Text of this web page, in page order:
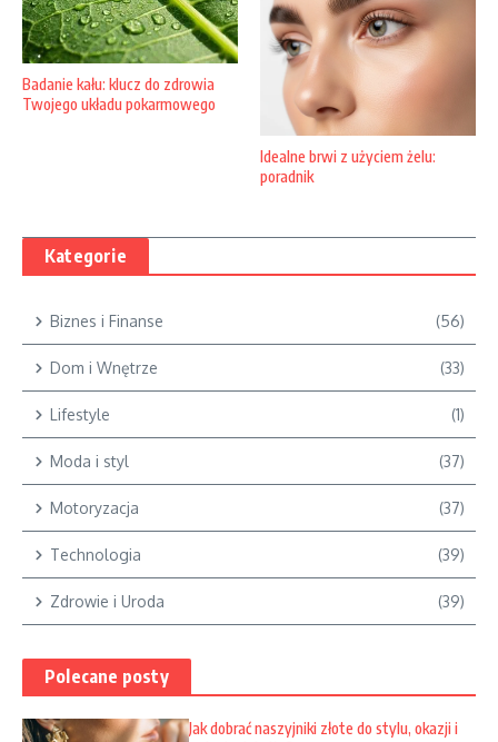
Badanie kału: klucz do zdrowia
Twojego układu pokarmowego
Idealne brwi z użyciem żelu:
poradnik
Kategorie
Biznes i Finanse (56)
Dom i Wnętrze (33)
Lifestyle (1)
Moda i styl (37)
Motoryzacja (37)
Technologia (39)
Zdrowie i Uroda (39)
Polecane posty
Jak dobrać naszyjniki złote do stylu, okazji i